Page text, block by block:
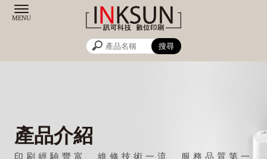
產品介紹